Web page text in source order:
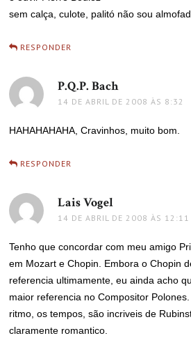
sem calça, culote, palitó não sou
RESPONDER
P.Q.P. Bachdisse:
14 DE ABRIL DE 2008 ÀS 8:32
HAHAHAHAHA, Cravinhos, muito bom.
RESPONDER
Lais Vogel
14 DE ABRIL DE 2008 ÀS 12:11
Tenho que concordar com meu amigo
em Mozart e Chopin. Embora o Chopin
referencia ultimamente, eu ainda acho
maior referencia no Compositor
ritmo, os tempos, são incriveis de
claramente romantico.